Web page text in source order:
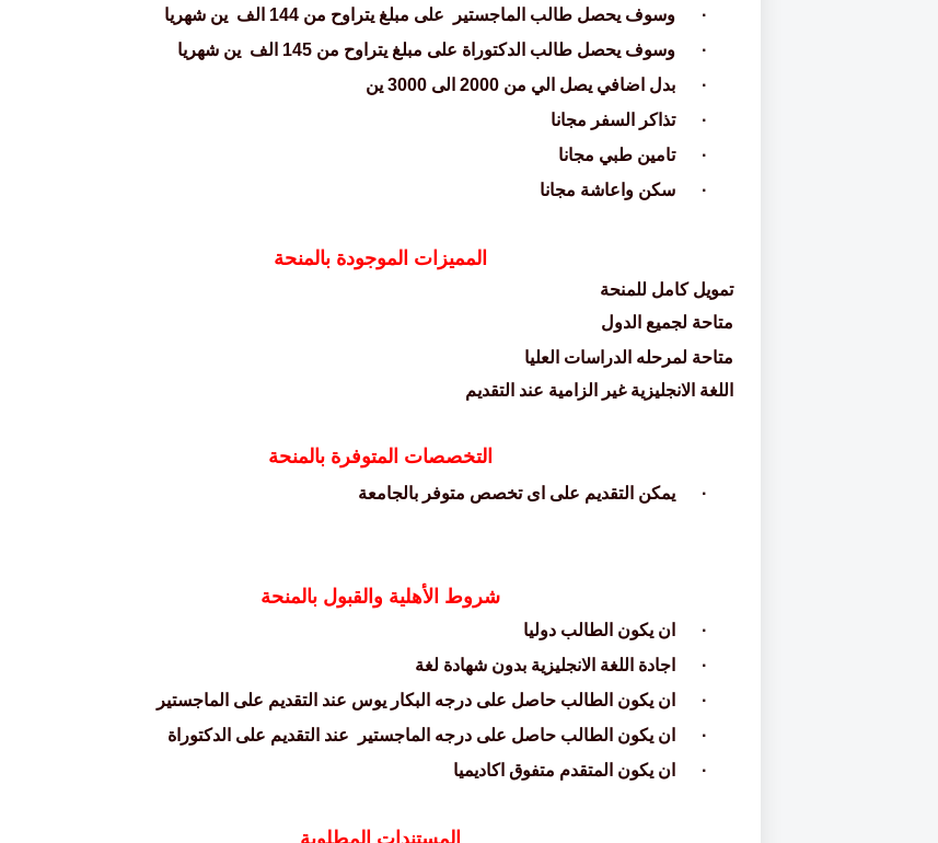
·
وسوف يحصل طالب الماجستير على مبلغ يتراوح من 144 الف
ين شهريا
·
وسوف يحصل طالب الدكتوراة على مبلغ يتراوح من 145 الف
ين شهريا
·
بدل اضافي يصل الي من 2000 الى 3000 ين
·
تذاكر السفر مجانا
·
تامين طبي مجانا
·
سكن واعاشة مجانا
المميزات الموجودة بالمنحة
تمويل كامل للمنحة
متاحة لجميع الدول
متاحة لمرحله الدراسات العليا
اللغة الانجليزية غير الزامية عند التقديم
التخصصات المتوفرة بالمنحة
· يمكن التقديم على اى تخصص متوفر بالجامعة
شروط الأهلية والقبول بالمنحة
·
ان يكون الطالب دوليا
·
اجادة اللغة الانجليزية بدون شهادة لغة
·
ان يكون الطالب حاصل على درجه البكار يوس عند التقديم على الماجستير
·
ان يكون الطالب حاصل على درجه الماجستير
عند التقديم على الدكتوراة
·
ان يكون المتقدم متفوق اكاديميا
لمستندات المطلوبة